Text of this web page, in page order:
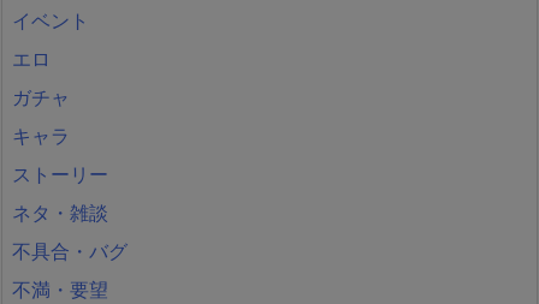
イベント
エロ
ガチャ
キャラ
ストーリー
ネタ・雑談
不具合・バグ
不満・要望